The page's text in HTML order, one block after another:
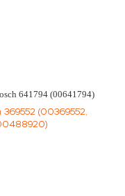
641794 (00641794)